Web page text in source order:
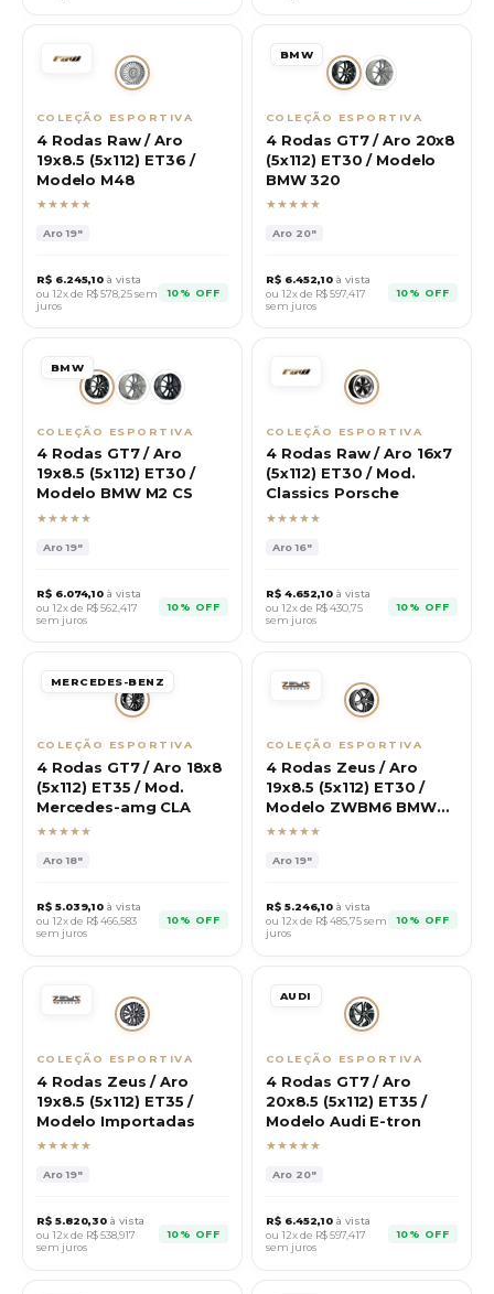
COLEÇÃO ESPORTIVA
4 Rodas Raw / Aro
19x8.5 (5x112) ET36 /
Modelo M48
★★★★★
Aro19"
R$ 6.245,10 à vista
ou 12x de R$578,25sem
juros
10% OFF
BMW
COLEÇÃO ESPORTIVA
4 Rodas GT7 / Aro 20x8
(5x112) ET30 / Modelo
BMW 320
★★★★★
Aro 20"
R$ 6.452,10 à vista
ou 12x de R$597,417
sem juros
10% OFF
BMW
COLEÇÃO ESPORTIVA
4 Rodas GT7 / Aro
19x8.5 (5x112) ET30 /
Modelo BMW M2 CS
★★★★★
Aro19"
R$ 6.074,10 à vista
ou 12x de R$562,417
sem juros
10% OFF
COLEÇÃO ESPORTIVA
4 Rodas Raw / Aro 16x7
(5x112) ET30 / Mod.
Classics Porsche
★★★★★
Aro16"
R$ 4.652,10 à vista
ou 12x de R$430,75
sem juros
10% OFF
MERCEDES-BENZ
COLEÇÃO ESPORTIVA
4 Rodas GT7 / Aro 18x8
(5x112) ET35 / Mod.
Mercedes-amg CLA
★★★★★
Aro18"
R$ 5.039,10 à vista
ou 12x de R$466,583
sem juros
10% OFF
COLEÇÃO ESPORTIVA
4 Rodas Zeus / Aro
19x8.5 (5x112) ET30 /
Modelo ZWBM6 BMW
M6
★★★★★
Aro19"
R$ 5.246,10 à vista
ou 12x de R$485,75sem
juros
10% OFF
COLEÇÃO ESPORTIVA
4 Rodas Zeus / Aro
19x8.5 (5x112) ET35 /
Modelo Importadas
★★★★★
Aro19"
R$ 5.820,30 à vista
ou 12x de R$538,917
sem juros
10% OFF
AUDI
COLEÇÃO ESPORTIVA
4 Rodas GT7 / Aro
20x8.5 (5x112) ET35 /
Modelo Audi E-tron
★★★★★
Aro 20"
R$ 6.452,10 à vista
ou 12x de R$597,417
sem juros
10% OFF